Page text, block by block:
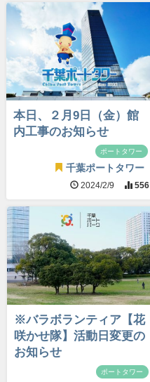
本日、２月9日（金）館
内工事のお知らせ
ポートタワー
千葉ポートタワー
2024/2/9 556
※バラボランティア【花
咲かせ隊】活動日変更の
お知らせ
ポートタワー